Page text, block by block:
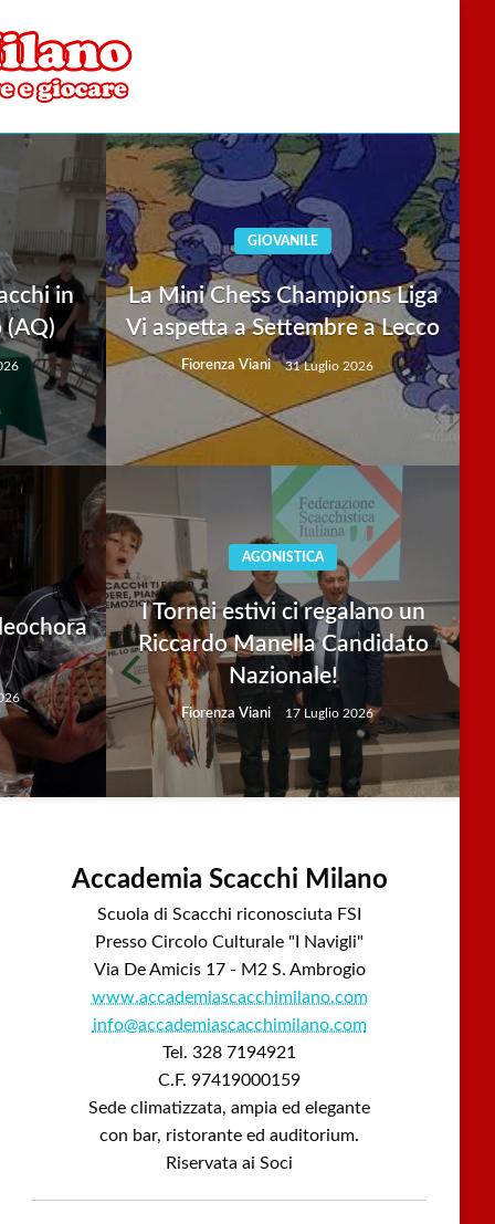
in
(AQ)
GIOVANILE
La Mini Chess Champions Liga
Vi aspetta a Settembre a Lecco
Fiorenza Viani 31 Luglio 2026
AGONISTICA
I Tornei estivi ci regalano un
Riccardo Manella Candidato
Nazionale!
Fiorenza Viani 17 Luglio 2026
Accademia Scacchi Milano
Scuola di Scacchi riconosciuta FSI
Presso Circolo Culturale "I Navigli"
Via De Amicis 17 - M2 S. Ambrogio
www.accademiascacchimilano.com
info@accademiascacchimilano.com
Tel. 328 7194921
C.F. 97419000159
Sede climatizzata, ampia ed elegante
con bar, ristorante ed auditorium.
Riservata ai Soci